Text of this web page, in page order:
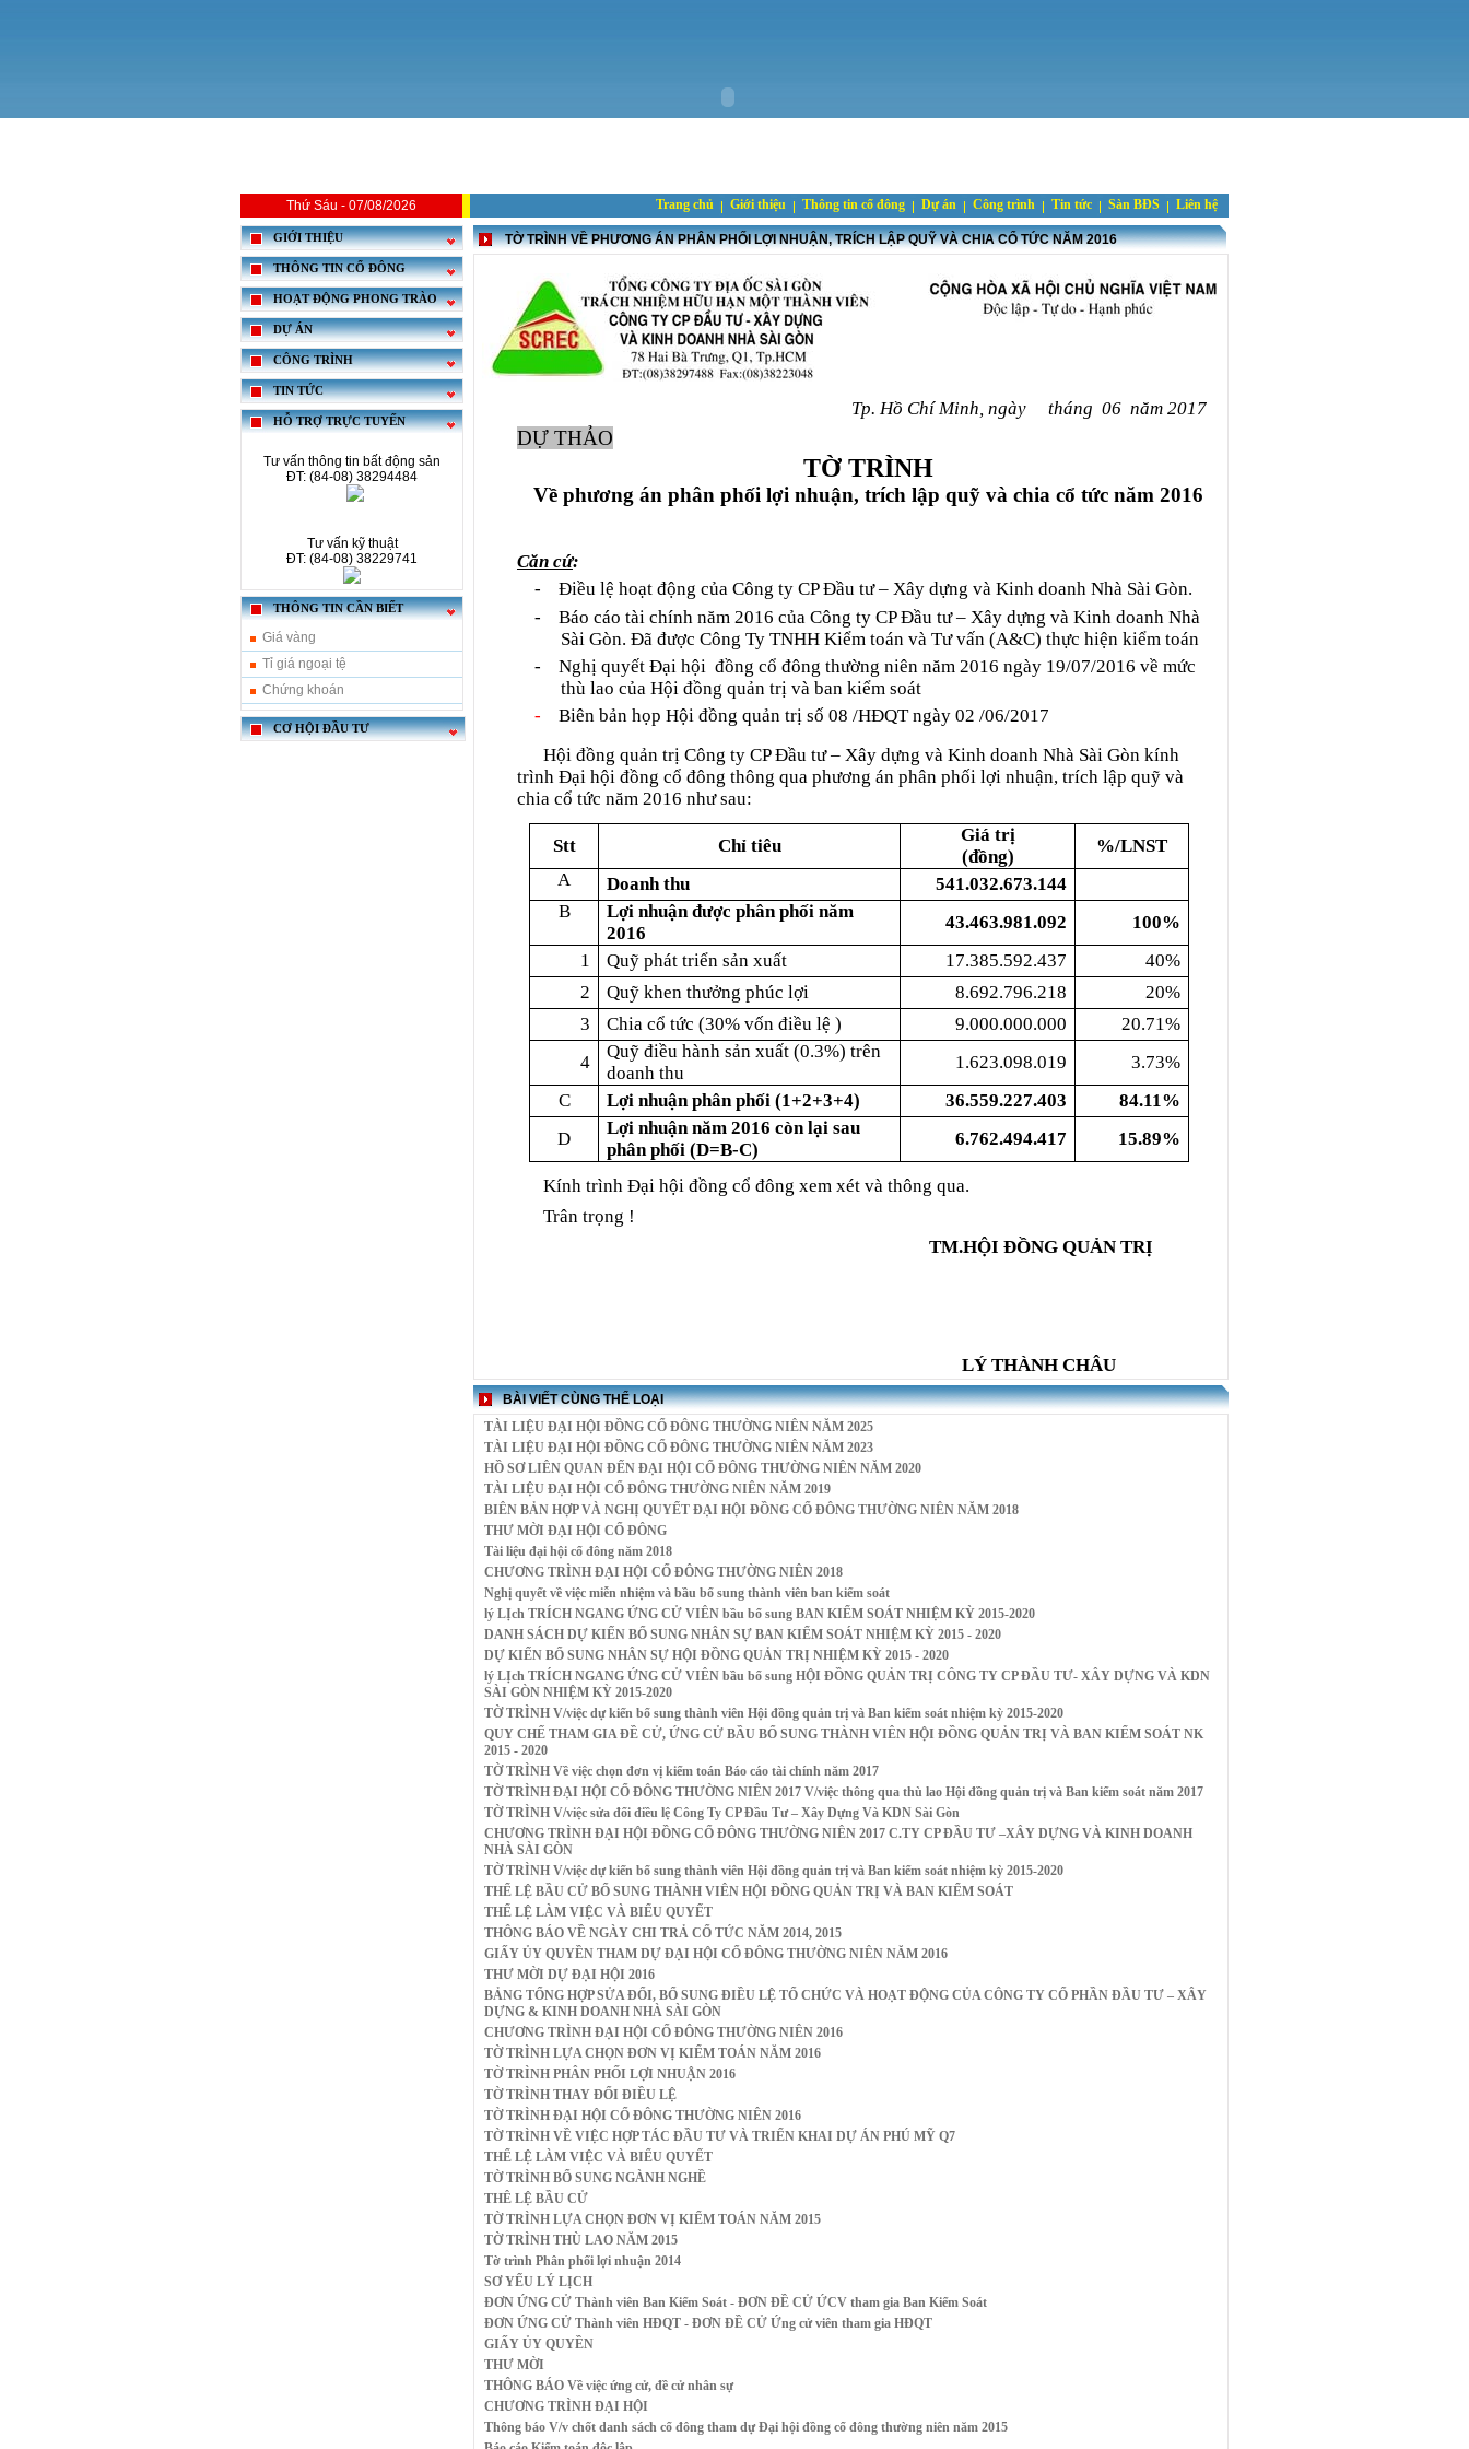
Thứ Sáu - 07/08/2026 Trang chủ Giới thiệu Thông tin cổ đông Dự án Công trình Tin tức Sàn BĐS Liên hệ
GIỚI THIỆU
THÔNG TIN CỔ ĐÔNG
HOẠT ĐỘNG PHONG TRÀO
DỰ ÁN
CÔNG TRÌNH
TIN TỨC
HỖ TRỢ TRỰC TUYẾN
Tư vấn thông tin bất động sản
ĐT: (84-08) 38294484
Tư vấn kỹ thuật
ĐT: (84-08) 38229741
THÔNG TIN CẦN BIẾT
Giá vàng
Tỉ giá ngoại tệ
Chứng khoán
CƠ HỘI ĐẦU TƯ
TỜ TRÌNH VỀ PHƯƠNG ÁN PHÂN PHỐI LỢI NHUẬN, TRÍCH LẬP QUỸ VÀ CHIA CỔ TỨC NĂM 2016
Tp. Hồ Chí Minh, ngày tháng 06 năm 2017
DỰ THẢO
TỜ TRÌNH
Về phương án phân phối lợi nhuận, trích lập quỹ và chia cổ tức năm 2016
Căn cứ:
-
Điều lệ hoạt động của Công ty CP Đầu tư – Xây dựng và Kinh doanh Nhà Sài Gòn.
-
Báo cáo tài chính năm 2016 của Công ty CP Đầu tư – Xây dựng và Kinh doanh Nhà
Sài Gòn. Đã được Công Ty TNHH Kiểm toán và Tư vấn (A&C) thực hiện kiểm toán
-
Nghị quyết Đại hội đồng cổ đông thường niên năm 2016 ngày 19/07/2016 về mức
thù lao của Hội đồng quản trị và ban kiểm soát
-
Biên bản họp Hội đồng quản trị số 08 /HĐQT ngày 02 /06/2017
Hội đồng quản trị Công ty CP Đầu tư – Xây dựng và Kinh doanh Nhà Sài Gòn kính
trình Đại hội đồng cổ đông thông qua phương án phân phối lợi nhuận, trích lập quỹ và
chia cổ tức năm 2016 như sau:
Stt Chỉ tiêu
Giá trị
(đồng)
%/LNST
A
Doanh thu
541.032.673.144
B
Lợi nhuận được phân phối năm
2016
43.463.981.092
100%
1
Quỹ phát triển sản xuất 17.385.592.437
40%
2
Quỹ khen thưởng phúc lợi 8.692.796.218
20%
3
Chia cổ tức (30% vốn điều lệ ) 9.000.000.000
20.71%
4
Quỹ điều hành sản xuất (0.3%) trên
doanh thu
1.623.098.019
3.73%
C
Lợi nhuận phân phối (1+2+3+4) 36.559.227.403
84.11%
D
Lợi nhuận năm 2016 còn lại sau
phân phối (D=B-C)
6.762.494.417 15.89%
Kính trình Đại hội đồng cổ đông xem xét và thông qua.
Trân trọng !
TM.HỘI ĐỒNG QUẢN TRỊ
LÝ THÀNH CHÂU
BÀI VIẾT CÙNG THỂ LOẠI
TÀI LIỆU ĐẠI HỘI ĐỒNG CỔ ĐÔNG THƯỜNG NIÊN NĂM 2025
TÀI LIỆU ĐẠI HỘI ĐỒNG CỔ ĐÔNG THƯỜNG NIÊN NĂM 2023
HỒ SƠ LIÊN QUAN ĐẾN ĐẠI HỘI CỔ ĐÔNG THƯỜNG NIÊN NĂM 2020
TÀI LIỆU ĐẠI HỘI CỔ ĐÔNG THƯỜNG NIÊN NĂM 2019
BIÊN BẢN HỢP VÀ NGHỊ QUYẾT ĐẠI HỘI ĐỒNG CỔ ĐÔNG THƯỜNG NIÊN NĂM 2018
THƯ MỜI ĐẠI HỘI CỔ ĐÔNG
Tài liệu đại hội cổ đông năm 2018
CHƯƠNG TRÌNH ĐẠI HỘI CỔ ĐÔNG THƯỜNG NIÊN 2018
Nghị quyết về việc miễn nhiệm và bầu bổ sung thành viên ban kiểm soát
lý LỊch TRÍCH NGANG ỨNG CỬ VIÊN bầu bổ sung BAN KIỂM SOÁT NHIỆM KỲ 2015-2020
DANH SÁCH DỰ KIẾN BỔ SUNG NHÂN SỰ BAN KIỂM SOÁT NHIỆM KỲ 2015 - 2020
DỰ KIẾN BỔ SUNG NHÂN SỰ HỘI ĐỒNG QUẢN TRỊ NHIỆM KỲ 2015 - 2020
lý LỊch TRÍCH NGANG ỨNG CỬ VIÊN bầu bổ sung HỘI ĐỒNG QUẢN TRỊ CÔNG TY CP ĐẦU TƯ- XÂY DỰNG VÀ KDN
SÀI GÒN NHIỆM KỲ 2015-2020
TỜ TRÌNH V/việc dự kiến bổ sung thành viên Hội đồng quản trị và Ban kiểm soát nhiệm kỳ 2015-2020
QUY CHẾ THAM GIA ĐỀ CỬ, ỨNG CỬ BẦU BỔ SUNG THÀNH VIÊN HỘI ĐỒNG QUẢN TRỊ VÀ BAN KIỂM SOÁT NK
2015 - 2020
TỜ TRÌNH Về việc chọn đơn vị kiểm toán Báo cáo tài chính năm 2017
TỜ TRÌNH ĐẠI HỘI CỔ ĐÔNG THƯỜNG NIÊN 2017 V/việc thông qua thù lao Hội đồng quản trị và Ban kiểm soát năm 2017
TỜ TRÌNH V/việc sửa đổi điều lệ Công Ty CP Đầu Tư – Xây Dựng Và KDN Sài Gòn
CHƯƠNG TRÌNH ĐẠI HỘI ĐỒNG CỔ ĐÔNG THƯỜNG NIÊN 2017 C.TY CP ĐẦU TƯ –XÂY DỰNG VÀ KINH DOANH
NHÀ SÀI GÒN
TỜ TRÌNH V/việc dự kiến bổ sung thành viên Hội đồng quản trị và Ban kiểm soát nhiệm kỳ 2015-2020
THỂ LỆ BẦU CỬ BỔ SUNG THÀNH VIÊN HỘI ĐỒNG QUẢN TRỊ VÀ BAN KIỂM SOÁT
THỂ LỆ LÀM VIỆC VÀ BIỂU QUYẾT
THÔNG BÁO VỀ NGÀY CHI TRẢ CỔ TỨC NĂM 2014, 2015
GIẤY ỦY QUYỀN THAM DỰ ĐẠI HỘI CỔ ĐÔNG THƯỜNG NIÊN NĂM 2016
THƯ MỜI DỰ ĐẠI HỘI 2016
BẢNG TỔNG HỢP SỬA ĐỔI, BỔ SUNG ĐIỀU LỆ TỔ CHỨC VÀ HOẠT ĐỘNG CỦA CÔNG TY CỔ PHẦN ĐẦU TƯ – XÂY
DỰNG & KINH DOANH NHÀ SÀI GÒN
CHƯƠNG TRÌNH ĐẠI HỘI CỔ ĐÔNG THƯỜNG NIÊN 2016
TỜ TRÌNH LỰA CHỌN ĐƠN VỊ KIỂM TOÁN NĂM 2016
TỜ TRÌNH PHÂN PHỐI LỢI NHUẬN 2016
TỜ TRÌNH THAY ĐỔI ĐIỀU LỆ
TỜ TRÌNH ĐẠI HỘI CỔ ĐÔNG THƯỜNG NIÊN 2016
TỜ TRÌNH VỀ VIỆC HỢP TÁC ĐẦU TƯ VÀ TRIỂN KHAI DỰ ÁN PHÚ MỸ Q7
THỂ LỆ LÀM VIỆC VÀ BIỂU QUYẾT
TỜ TRÌNH BỔ SUNG NGÀNH NGHỀ
THÊ LỆ BẦU CỬ
TỜ TRÌNH LỰA CHỌN ĐƠN VỊ KIỂM TOÁN NĂM 2015
TỜ TRÌNH THÙ LAO NĂM 2015
Tờ trình Phân phối lợi nhuận 2014
SƠ YẾU LÝ LỊCH
ĐƠN ỨNG CỬ Thành viên Ban Kiểm Soát - ĐƠN ĐỀ CỬ ỨCV tham gia Ban Kiểm Soát
ĐƠN ỨNG CỬ Thành viên HĐQT - ĐƠN ĐỀ CỬ Ứng cử viên tham gia HĐQT
GIẤY ỦY QUYỀN
THƯ MỜI
THÔNG BÁO Về việc ứng cử, đề cử nhân sự
CHƯƠNG TRÌNH ĐẠI HỘI
Thông báo V/v chốt danh sách cổ đông tham dự Đại hội đồng cổ đông thường niên năm 2015